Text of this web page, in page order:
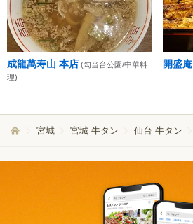
成龍萬寿山 本店 (勾当台公園/中華料
理)
開盛庵
宮城 宮城 牛タン 仙台 牛タン